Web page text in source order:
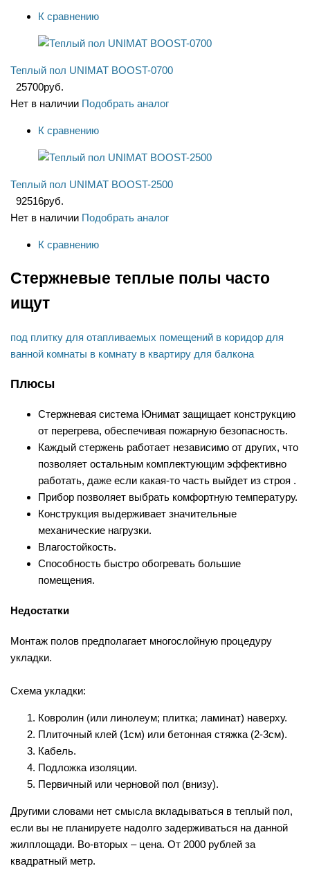
К сравнению
Теплый пол UNIMAT BOOST-0700
25700руб.
Нет в наличии Подобрать аналог
К сравнению
Теплый пол UNIMAT BOOST-2500
92516руб.
Нет в наличии Подобрать аналог
К сравнению
Стержневые теплые полы часто
ищут
под плитку для отапливаемых помещений в коридор для
ванной комнаты в комнату в квартиру для балкона
Плюсы
Стержневая система Юнимат защищает конструкцию
от перегрева, обеспечивая пожарную безопасность.
Каждый стержень работает независимо от других, что
позволяет остальным комплектующим эффективно
работать, даже если какая-то часть выйдет из строя .
Прибор позволяет выбрать комфортную температуру.
Конструкция выдерживает значительные
механические нагрузки.
Влагостойкость.
Способность быстро обогревать большие
помещения.
Недостатки
Монтаж полов предполагает многослойную процедуру
укладки.
Схема укладки:
Ковролин (или линолеум; плитка; ламинат) наверху.
Плиточный клей (1см) или бетонная стяжка (2-3см).
Кабель.
Подложка изоляции.
Первичный или черновой пол (внизу).
Другими словами нет смысла вкладываться в теплый пол,
если вы не планируете надолго задерживаться на данной
жилплощади. Во-вторых – цена. От 2000 рублей за
квадратный метр.